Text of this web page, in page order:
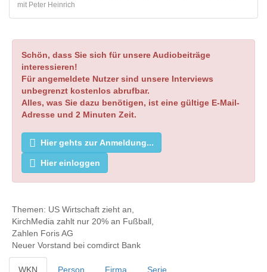
mit Peter Heinrich
Schön, dass Sie sich für unsere Audiobeiträge
interessieren!
Für angemeldete Nutzer sind unsere Interviews
unbegrenzt kostenlos abrufbar.
Alles, was Sie dazu benötigen, ist eine gültige E-Mail-
Adresse und 2 Minuten Zeit.
Hier gehts zur Anmeldung...
Hier einloggen
Themen: US Wirtschaft zieht an,
KirchMedia zahlt nur 20% an Fußball,
Zahlen Foris AG
Neuer Vorstand bei comdirct Bank
WKN Person Firma Serie